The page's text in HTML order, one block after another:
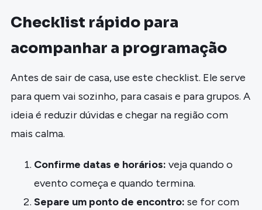
Checklist rápido para
acompanhar a programação
Antes de sair de casa, use este checklist. Ele serve
para quem vai sozinho, para casais e para grupos. A
ideia é reduzir dúvidas e chegar na região com
mais calma.
Confirme datas e horários: veja quando o
evento começa e quando termina.
Separe um ponto de encontro: se for com